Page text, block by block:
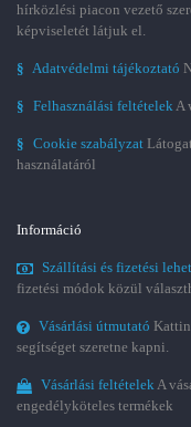
hírközlési piacon vezető
képviseletét látjuk el.
§ Adatvédelmi tájékoztató
§ Felhasználási feltételekA
§ Cookie szabályzat
használatáról
Információ
Szállítási és fizetési
fizetési módok közül
Vásárlási útmutató
segítséget szeretne kapni.
Vásárlási feltételekA
engedélyköteles termékek